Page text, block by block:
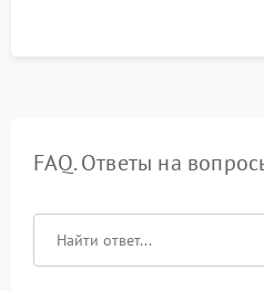
FAQ. Ответы на